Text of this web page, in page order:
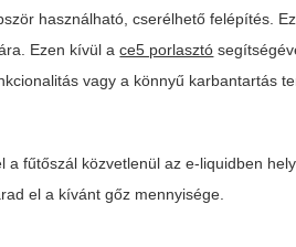
használható, cserélhető felépítés.
Ezen kívül ace5 porlasztó
vagy a könnyű karbantartás
fűtőszál közvetlenül az e-liquidben
el a kívánt gőz mennyisége.